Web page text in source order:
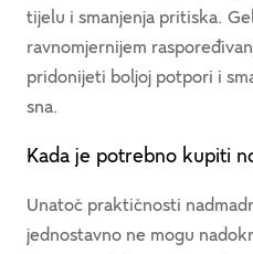
tijelu i smanjenja pritiska.
ravnomjernijem
pridonijeti boljoj potpori i
sna.
Kada je potrebno kupiti
Unatoč praktičnosti
jednostavno ne mogu